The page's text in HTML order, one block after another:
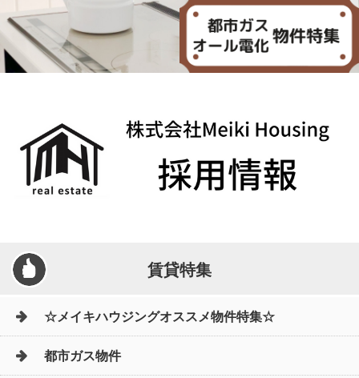
賃貸特集
☆メイキハウジングオススメ物件特集☆
都市ガス物件